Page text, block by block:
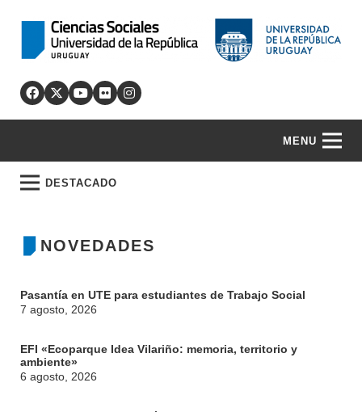
MENU
DESTACADO
NOVEDADES
Pasantía en UTE para estudiantes de Trabajo Social
7 agosto, 2026
EFI «Ecoparque Idea Vilariño: memoria, territorio y
ambiente»
6 agosto, 2026